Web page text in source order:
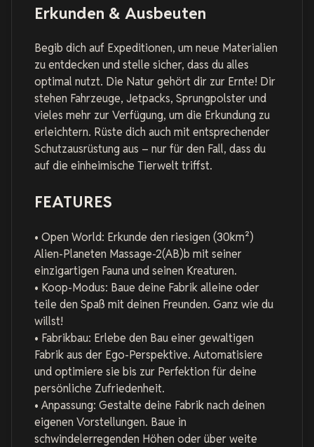
Erkunden & Ausbeuten
Begib dich auf Expeditionen, um neue Materialien
zu entdecken und stelle sicher, dass du alles
optimal nutzt. Die Natur gehört dir zur Ernte! Dir
stehen Fahrzeuge, Jetpacks, Sprungpolster und
vieles mehr zur Verfügung, um die Erkundung zu
erleichtern. Rüste dich auch mit entsprechender
Schutzausrüstung aus – nur für den Fall, dass du
auf die einheimische Tierwelt triffst.
FEATURES
• Open World: Erkunde den riesigen (30km²)
Alien-Planeten Massage-2(AB)b mit seiner
einzigartigen Fauna und seinen Kreaturen.
• Koop-Modus: Baue deine Fabrik alleine oder
teile den Spaß mit deinen Freunden. Ganz wie du
willst!
• Fabrikbau: Erlebe den Bau einer gewaltigen
Fabrik aus der Ego-Perspektive. Automatisiere
und optimiere sie bis zur Perfektion für deine
persönliche Zufriedenheit.
• Anpassung: Gestalte deine Fabrik nach deinen
eigenen Vorstellungen. Baue in
schwindelerregenden Höhen oder über weite